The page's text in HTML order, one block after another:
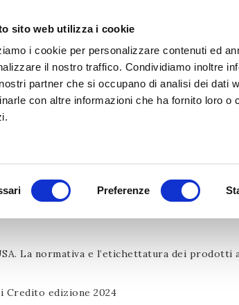
sito web utilizza i cookie
i cookie per personalizzare contenuti ed
il nostro traffico. Condividiamo inoltre
partner che si occupano di analisi dei dati
con altre informazioni che ha fornito loro o
Preferenze
informativo n° 11/24 della
La normativa e l’etichettatura dei
Credito edizione 2024